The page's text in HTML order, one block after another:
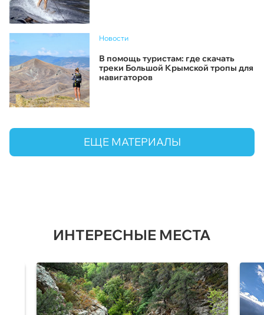
Новости
В помощь туристам: где скачать
треки Большой Крымской тропы для
навигаторов
ЕЩЕ МАТЕРИАЛЫ
ИНТЕРЕСНЫЕ МЕСТА